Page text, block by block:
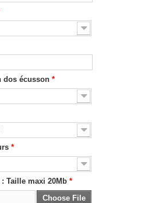
dos écusson *
*
Taille maxi 20Mb *
Choose File